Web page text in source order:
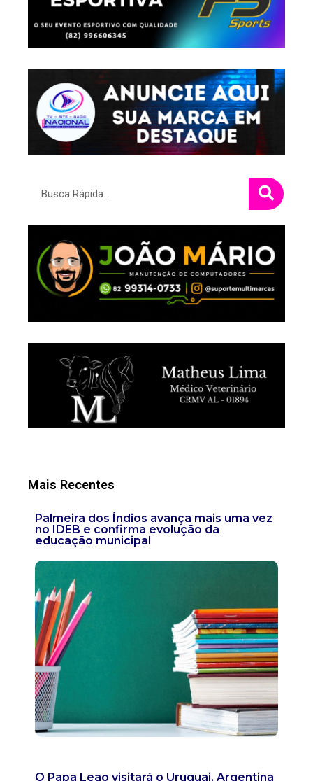
Mais Recentes
Palmeira dos Índios avança mais uma vez
no IDEB e confirma evolução da
educação municipal
O Papa Leão visitará o Uruguai, Argentina